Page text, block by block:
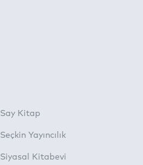
Say Kitap
Seçkin Yayıncılık
Siyasal Kitabevi